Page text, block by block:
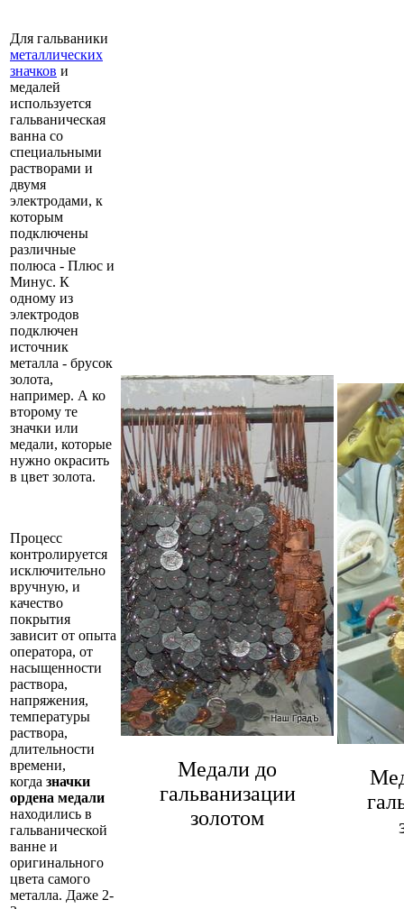
Для гальваники
металлических
значков и
медалей
используется
гальваническая
ванна со
специальными
растворами и
двумя
электродами, к
которым
подключены
различные
полюса - Плюс и
Минус. К
одному из
электродов
подключен
источник
металла - брусок
золота,
например. А ко
второму те
значки или
медали, которые
нужно окрасить
в цвет золота.
Процесс
контролируется
исключительно
вручную, и
качество
покрытия
зависит от опыта
оператора, от
насыщенности
раствора,
напряжения,
температуры
раствора,
длительности
времени,
когда значки
ордена медали
находились в
гальванической
ванне и
оригинального
цвета самого
металла. Даже 2-
Медали до
гальванизации
золотом